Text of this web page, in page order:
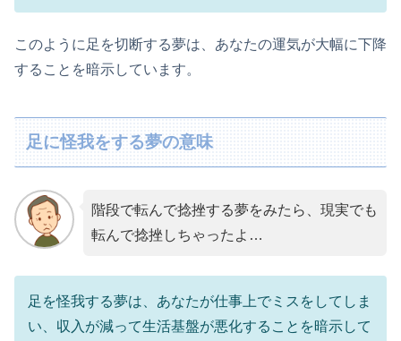
このように足を切断する夢は、あなたの運気が大幅に下降
することを暗示しています。
足に怪我をする夢の意味
階段で転んで捻挫する夢をみたら、現実でも
転んで捻挫しちゃったよ…
足を怪我する夢は、あなたが仕事上でミスをしてしま
い、収入が減って生活基盤が悪化することを暗示して